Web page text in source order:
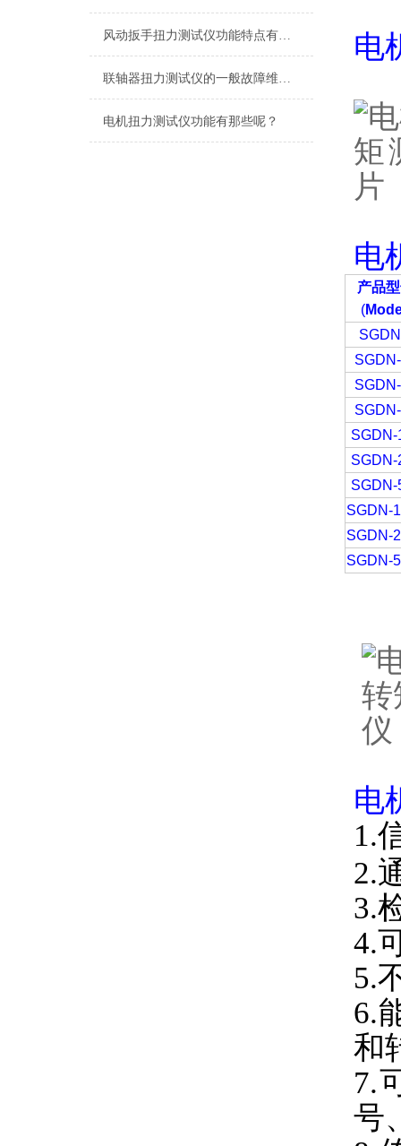
风动扳手扭力测试仪功能特点有哪些？
联轴器扭力测试仪的一般故障维修与处理
电机扭力测试仪功能有那些呢？
电
电
产品
(
SGDN-
SGDN-
SGDN-
SGDN-
SGDN-
SGDN-
电
1.
2.
3.
4.
5.
6.
和
7.
号